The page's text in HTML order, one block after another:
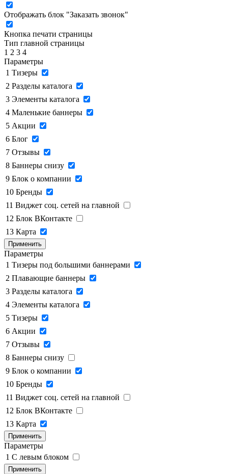
Отображать блок "Заказать звонок"
Кнопка печати страницы
Тип главной страницы
1 2 3 4
Параметры
1 Тизеры
2 Разделы каталога
3 Элементы каталога
4 Маленькие баннеры
5 Акции
6 Блог
7 Отзывы
8 Баннеры снизу
9 Блок о компании
10 Бренды
11 Виджет соц. сетей на главной
12 Блок ВКонтакте
13 Карта
Применить
Параметры
1 Тизеры под большими баннерами
2 Плавающие баннеры
3 Разделы каталога
4 Элементы каталога
5 Тизеры
6 Акции
7 Отзывы
8 Баннеры снизу
9 Блок о компании
10 Бренды
11 Виджет соц. сетей на главной
12 Блок ВКонтакте
13 Карта
Применить
Параметры
1 C левым блоком
Применить